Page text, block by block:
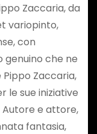
Zaccaria, da
variopinto,
con
genuino che ne
Zaccaria,
le sue iniziative
e attore,
fantasia,